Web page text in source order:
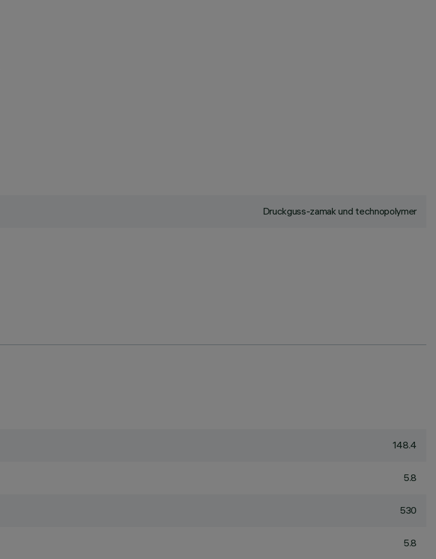
Druckguss-zamak und technopolymer
148.4
5.8
530
5.8